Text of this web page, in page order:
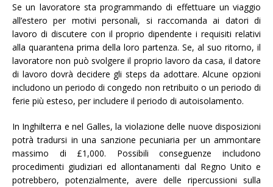
Se un lavoratore sta programmando di effettuare un viaggio
all’estero per motivi personali, si raccomanda ai datori di
lavoro di discutere con il proprio dipendente i requisiti relativi
alla quarantena prima della loro partenza. Se, al suo ritorno, il
lavoratore non può svolgere il proprio lavoro da casa, il datore
di lavoro dovrà decidere gli steps da adottare. Alcune opzioni
includono un periodo di congedo non retribuito o un periodo di
ferie più esteso, per includere il periodo di autoisolamento.
In Inghilterra e nel Galles, la violazione delle nuove disposizioni
potrà tradursi in una sanzione pecuniaria per un ammontare
massimo di £1,000. Possibili conseguenze includono
procedimenti giudiziari ed allontanamenti dal Regno Unito e
potrebbero, potenzialmente, avere delle ripercussioni sulla